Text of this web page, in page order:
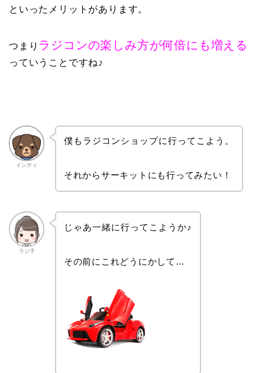
といったメリットがあります。
つまり ラジコンの楽しみ方が何倍にも増える
っていうことですね♪
インディ
僕もラジコンショップに行ってこよう。
それからサーキットにも行ってみたい！
ラジ子
じゃあ一緒に行ってこようか♪
その前にこれどうにかして…